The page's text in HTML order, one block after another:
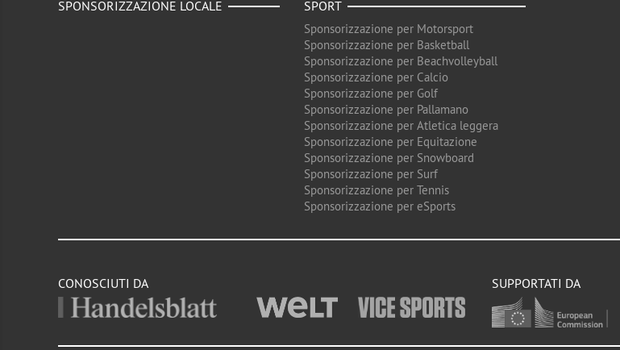
SPONSORIZZAZIONE LOCALE SPORT
Sponsorizzazione per Motorsport
Sponsorizzazione per Basketball
Sponsorizzazione per Beachvolleyball
Sponsorizzazione per Calcio
Sponsorizzazione per Golf
Sponsorizzazione per Pallamano
Sponsorizzazione per Atletica leggera
Sponsorizzazione per Equitazione
Sponsorizzazione per Snowboard
Sponsorizzazione per Surf
Sponsorizzazione per Tennis
Sponsorizzazione per eSports
CONOSCIUTI DA SUPPORTATI DA